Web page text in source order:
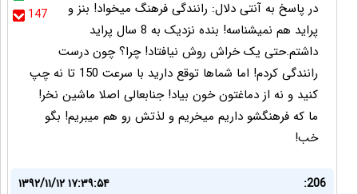
147
در پاسخ به آنتی دلال: رانندگی فرهنگ میخواد! بنز و
پراید هم نمیشناسه! بنده نزدیک به 8 سال پراید
داشتم.حتی یک خراش روش نیافتاد! چرا؟ چون درست
رانندگی کردم! اما شماها توقع دارید با سرعت 150 تا نه چپ
کنید و نه از دماغتون خون بیاد! جنابعالی اصلا ماشین نخر!
ما که فرهنگشو داریم میخریم و لذتش رو هم میبریم! بگو
خب!
206:
۱۳۹۲/۱۱/۱۲ ۱۷:۳۹:۵۴